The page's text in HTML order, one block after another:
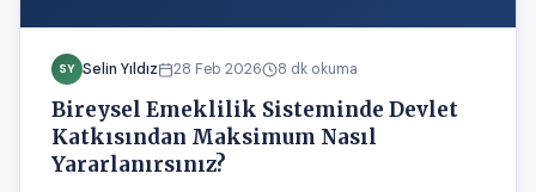
SY Selin Yıldız 28 Feb 2026 8 dk okuma
Bireysel Emeklilik Sisteminde Devlet
Katkısından Maksimum Nasıl
Yararlanırsınız?